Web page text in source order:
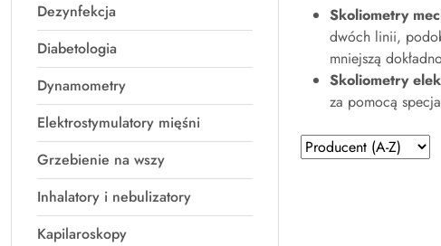
Dezynfekcja
Diabetologia
Dynamometry
Elektrostymulatory mięśni
Grzebienie na wszy
Inhalatory i nebulizatory
Kapilaroskopy
Skoliometry
dwóch linii,
mniejszą
Skoliometry
za pomocą
Zastosowano
sortowanie:
Sortuj
według